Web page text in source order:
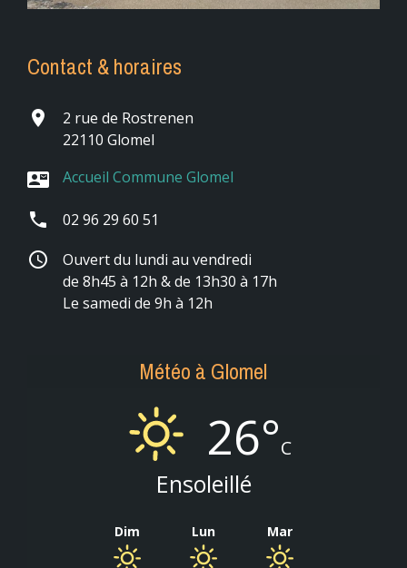
Contact & horaires
place
2 rue de Rostrenen
22110 Glomel
contact_mail Accueil Commune Glomel
phone 02 96 29 60 51
schedule
Ouvert du lundi au vendredi
de 8h45 à 12h & de 13h30 à 17h
Le samedi de 9h à 12h
Météo à Glomel
26°C
Ensoleillé
Dim Lun Mar